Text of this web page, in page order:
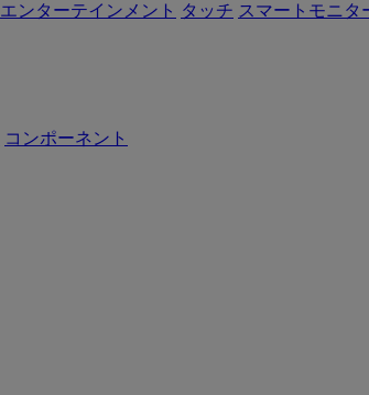
エンターテインメント タッチ スマートモニタ
コンポーネント